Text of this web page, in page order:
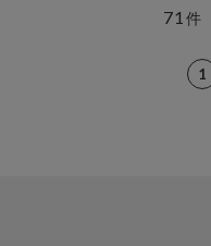
71件
1